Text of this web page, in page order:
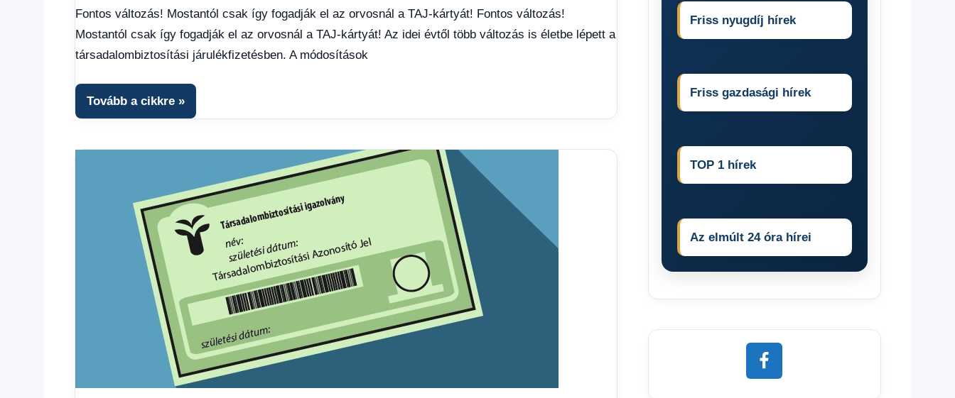
Hírek ,
Hírek
1
Fontos változás! Mostantól csak így fogadják el az orvosnál a TAJ-kártyát! Fontos változás!
Mostantól csak így fogadják el az orvosnál a TAJ-kártyát! Az idei évtől több változás is életbe lépett a
társadalombiztosítási járulékfizetésben. A módosítások
Tovább a cikkre
Friss nyugdíj hírek
Friss gazdasági hírek
TOP 1 hírek
Az elmúlt 24 óra hírei